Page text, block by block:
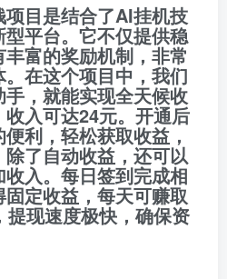
目是结合了AI挂机技
平台。它不仅提供稳
富的奖励机制，非常
在这个项目中，我们
，就能实现全天候收
入可达24元。开通后
利，轻松获取收益，
了自动收益，还可以
入。每日签到完成相
定收益，每天可赚取
提现速度极快，确保资